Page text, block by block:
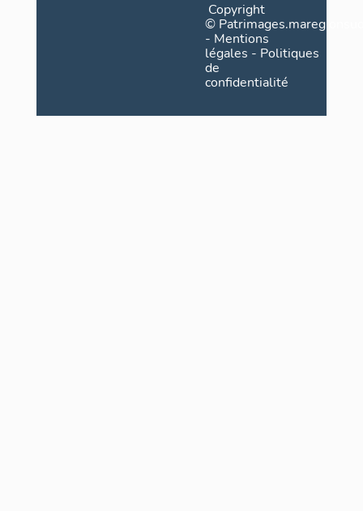
Copyright
©
- Mentions
légales - Politiques
de
confidentialité